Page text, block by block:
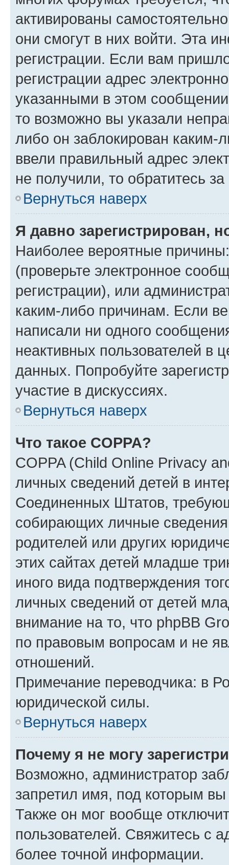
активированы
они смогут в них войти. Эта
регистрации. Если вам
регистрации адрес
указанными в этом
то возможно вы указали
либо он заблокирован
ввели правильный адрес
не получили, то обратитесь
Вернуться наверх
Я давно зарегистрирован,
Наиболее вероятные
(проверьте электронное
регистрации), или
каким-либо причинам. Если
написали ни одного
неактивных пользователей в
данных. Попробуйте
участие в дискуссиях.
Вернуться наверх
Что такое COPPA?
COPPA (Child Online Privacy
личных сведений детей в
Соединенных Штатов,
собирающих личные
родителей или других
этих сайтах детей младше
иного вида подтверждения
личных сведений от детей
внимание на то, что phpBB
по правовым вопросам и не
отношений.
Примечание переводчика: в
юридической силы.
Вернуться наверх
Почему я не могу
Возможно, администратор
запретил имя, под которым вы
Также он мог вообще
пользователей. Свяжитесь с
более точной информации.